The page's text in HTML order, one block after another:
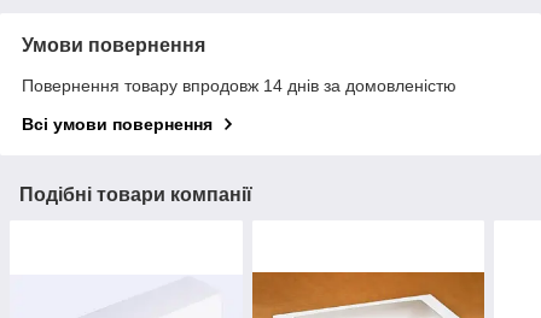
Умови повернення
Повернення товару впродовж 14 днів за домовленістю
Всі умови повернення
Подібні товари компанії